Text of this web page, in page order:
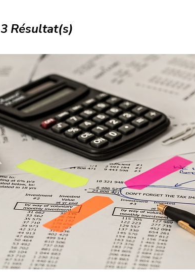
3 Résultat(s)